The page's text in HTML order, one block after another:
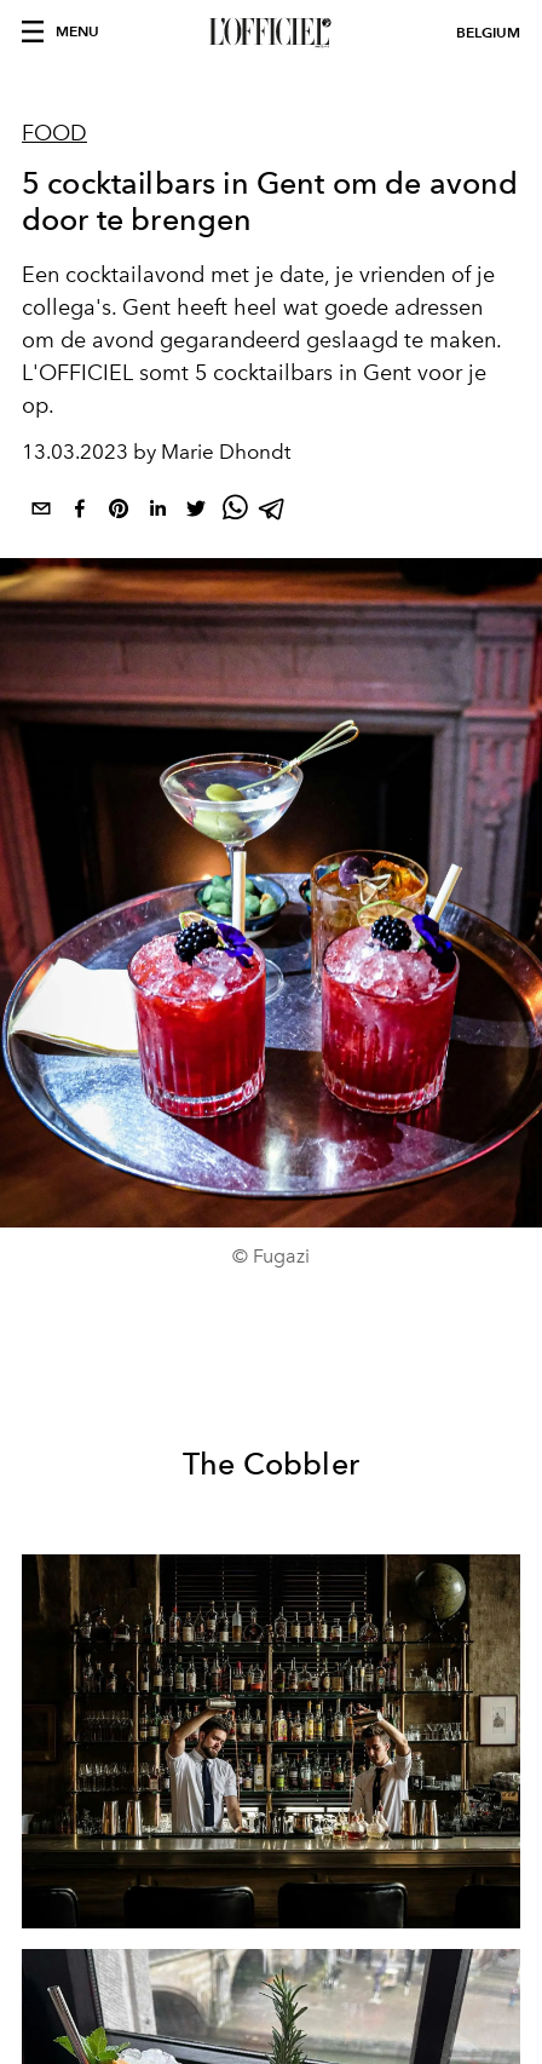
MENU BELGIUM
FOOD
5 cocktailbars in Gent om de avond
door te brengen
Een cocktailavond met je date, je vrienden of je
collega's. Gent heeft heel wat goede adressen
om de avond gegarandeerd geslaagd te maken.
L'OFFICIEL somt 5 cocktailbars in Gent voor je
op.
13.03.2023 by Marie Dhondt
© Fugazi
The Cobbler